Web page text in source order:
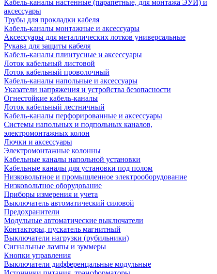
Кабель-каналы настенные (парапетные, для монтажа ЭУИ) и
аксессуары
Трубы для прокладки кабеля
Кабель-каналы монтажные и аксессуары
Аксессуары для металлических лотков универсальные
Рукава для защиты кабеля
Кабель-каналы плинтусные и аксессуары
Лоток кабельный листовой
Лоток кабельный проволочный
Кабель-каналы напольные и аксессуары
Указатели напряжения и устройства безопасности
Огнестойкие кабель-каналы
Лоток кабельный лестничный
Кабель-каналы перфорированные и аксессуары
Системы напольных и подпольных каналов,
электромонтажных колон
Лючки и аксессуары
Электромонтажные колонны
Кабельные каналы напольной установки
Кабельные каналы для установки под полом
Низковольтное и промышленное электрооборудование
Низковольтное оборудование
Приборы измерения и учета
Выключатель автоматический силовой
Предохранители
Модульные автоматические выключатели
Контакторы, пускатель магнитный
Выключатели нагрузки (рубильники)
Сигнальные лампы и зуммеры
Кнопки управления
Выключатели дифференцальные модульные